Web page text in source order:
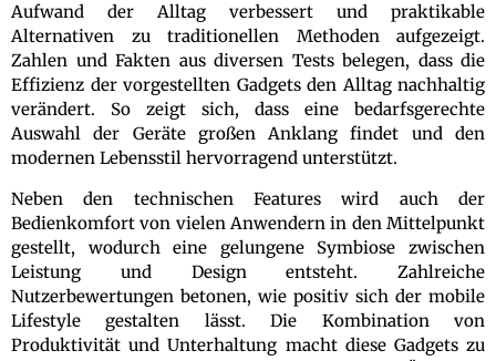
Aufwand der Alltag verbessert und praktikable
Alternativen zu traditionellen Methoden aufgezeigt.
Zahlen und Fakten aus diversen Tests belegen, dass die
Effizienz der vorgestellten Gadgets den Alltag nachhaltig
verändert. So zeigt sich, dass eine bedarfsgerechte
Auswahl der Geräte großen Anklang findet und den
modernen Lebensstil hervorragend unterstützt.
Neben den technischen Features wird auch der
Bedienkomfort von vielen Anwendern in den Mittelpunkt
gestellt, wodurch eine gelungene Symbiose zwischen
Leistung und Design entsteht. Zahlreiche
Nutzerbewertungen betonen, wie positiv sich der mobile
Lifestyle gestalten lässt. Die Kombination von
Produktivität und Unterhaltung macht diese Gadgets zu